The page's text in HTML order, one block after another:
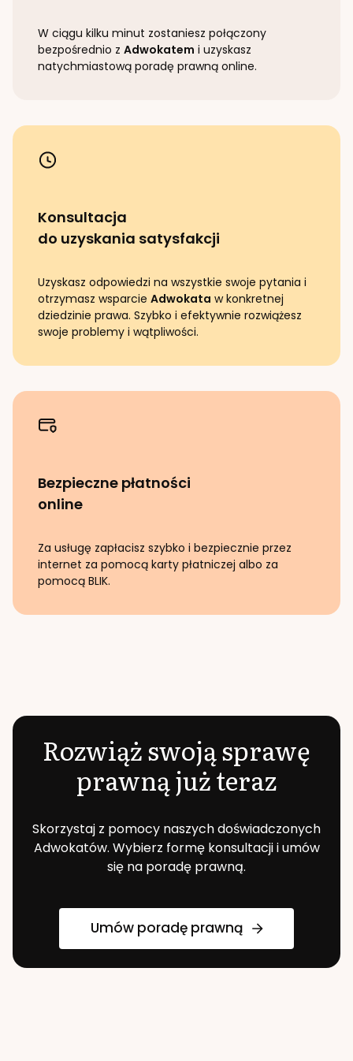
W ciągu kilku minut zostaniesz połączony
bezpośrednio z Adwokatem i uzyskasz
natychmiastową poradę prawną online.
Konsultacja
do uzyskania satysfakcji
Uzyskasz odpowiedzi na wszystkie swoje pytania i
otrzymasz wsparcie Adwokata w konkretnej
dziedzinie prawa. Szybko i efektywnie rozwiążesz
swoje problemy i wątpliwości.
Bezpieczne płatności
online
Za usługę zapłacisz szybko i bezpiecznie przez
internet za pomocą karty płatniczej albo za
pomocą BLIK.
Rozwiąż swoją sprawę
prawną już teraz
Skorzystaj z pomocy naszych doświadczonych
Adwokatów. Wybierz formę konsultacji i umów
się na poradę prawną.
Umów poradę prawną